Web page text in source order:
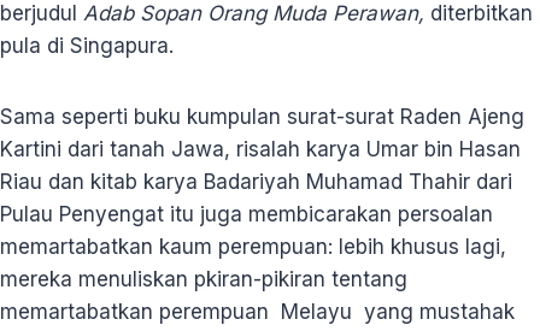
berjudul Adab Sopan Orang Muda Perawan, diterbitkan
pula di Singapura.
Sama seperti buku kumpulan surat-surat Raden Ajeng
Kartini dari tanah Jawa, risalah karya Umar bin Hasan
Riau dan kitab karya Badariyah Muhamad Thahir dari
Pulau Penyengat itu juga membicarakan persoalan
memartabatkan kaum perempuan: lebih khusus lagi,
mereka menuliskan pkiran-pikiran tentang
memartabatkan perempuan Melayu yang mustahak